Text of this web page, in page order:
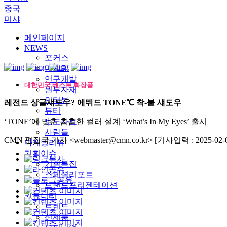
중국
미샤
메인페이지
NEWS
포커스
마케팅
연구개발
원부자재
인터뷰
뷰티
보도자료
사람들
마케팅리뷰
기획이슈
기획특집
스페셜리포트
브랜드프리젠테이션
커뮤니티
트렌드
신제품
대한민국 베스트 화장품
레전드 싱글섀도우? 에뛰드 TONE℃ 착-붙 섀도우
‘TONE’에 맞춘 촘촘한 컬러 설계 ‘What’s In My Eyes’ 출시
CMN 편집국 기자 <webmaster@cmn.co.kr> [기사입력 : 2025-